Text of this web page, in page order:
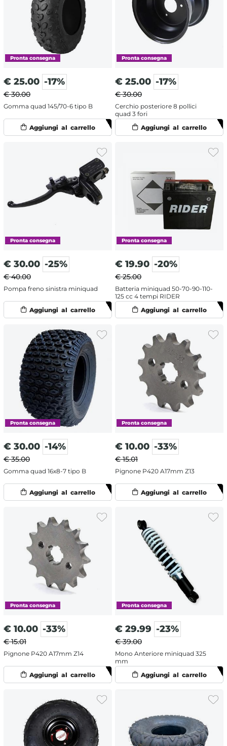
€ 25.00 -17%
€ 30.00
Gomma quad 145/70-6 tipo B
€ 25.00 -17%
€ 30.00
Cerchio posteriore 8 pollici
quad 3 fori
€ 30.00 -25%
€ 40.00
Pompa freno sinistra miniquad
€ 19.90 -20%
€ 25.00
Batteria miniquad 50-70-90-110-
125 cc 4 tempi RIDER
€ 30.00 -14%
€ 35.00
Gomma quad 16x8-7 tipo B
€ 10.00 -33%
€ 15.01
Pignone P420 A17mm Z13
€ 10.00 -33%
€ 15.01
Pignone P420 A17mm Z14
€ 29.99 -23%
€ 39.00
Mono Anteriore miniquad 325
mm